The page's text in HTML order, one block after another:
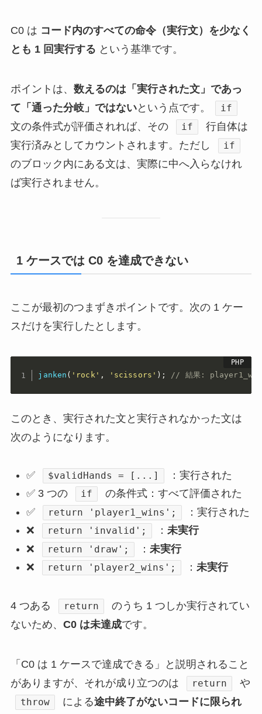
C0 は コード内のすべての命令（実行文）を少なく
とも 1 回実行する という基準です。
ポイントは、 数えるのは「実行された文」であっ
て「通った分岐」ではないという点です。 if
文の条件式が評価されれば、その if
行自体は
実行済みとしてカウントされます。ただし
if
のブロック内にある文は、実際に中へ入らなけれ
ば実行されません。
1 ケースでは C0 を達成できない
ここが最初のつまずきポイントです。次の 1 ケー
スだけを実行したとします。
janken ( 'rock' , 'scissors' ) ; // 結果:
このとき、実行された文と実行されなかった文は
次のようになります。
✅ $validHands = [...]
：実行された
✅ 3 つの
if
の条件式：すべて評価された
✅
return 'player1_wins';
：実行された
❌
return 'invalid'; ：未実行
❌
return 'draw'; ： 未実行
❌
return 'player2_wins'; ：未実行
4 つある return
のうち 1 つしか実行されてい
ないため、 C0 は未達成です。
「C0 は 1 ケースで達成できる」と説明されること
がありますが、それが成り立つのは
return や
throw による途中終了がないコードに限られ